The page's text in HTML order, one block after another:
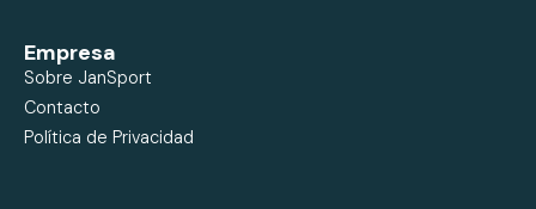
Empresa
Sobre JanSport
Contacto
Política de Privacidad